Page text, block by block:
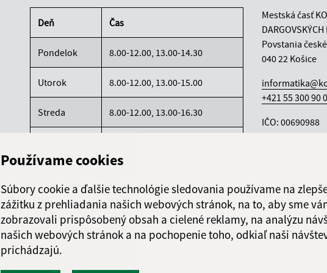
Používame cookies
Súbory cookie a ďalšie technológie sledovania používame na
zážitku z prehliadania našich webových stránok, na to, aby sme
zobrazovali prispôsobený obsah a cielené reklamy, na analýzu
našich webových stránok a na pochopenie toho, odkiaľ naši
prichádzajú.
Deň Čas
Pondelok 8.00-12.00, 13.00-14.30
Utorok 8.00-12.00, 13.00-15.00
Streda 8.00-12.00, 13.00-16.30
Mestská časť
Povstania
040 22 Košice
+421 55 300 90
IČO: 00690988